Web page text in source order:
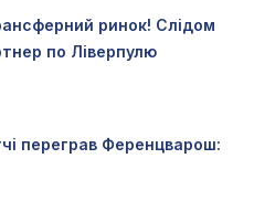
ринок! Слідом
по Ліверпулю
переграв Ференцварош: